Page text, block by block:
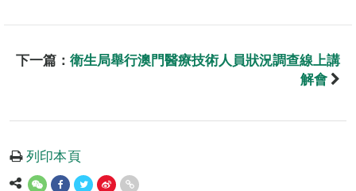
下一篇： 衛生局舉行澳門醫療技術人員狀況調查線上講
解會
列印本頁